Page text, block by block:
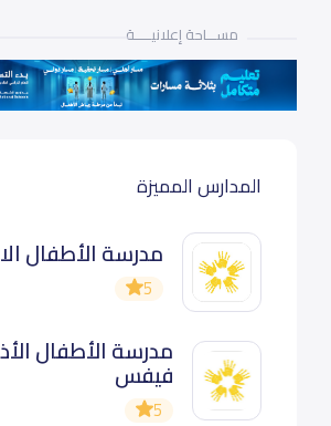
مســـاحة إعلانيـــــة
المدارس المميزة
مدرسة الأطفال
5
مدرسة الأطفال
فيفس
5